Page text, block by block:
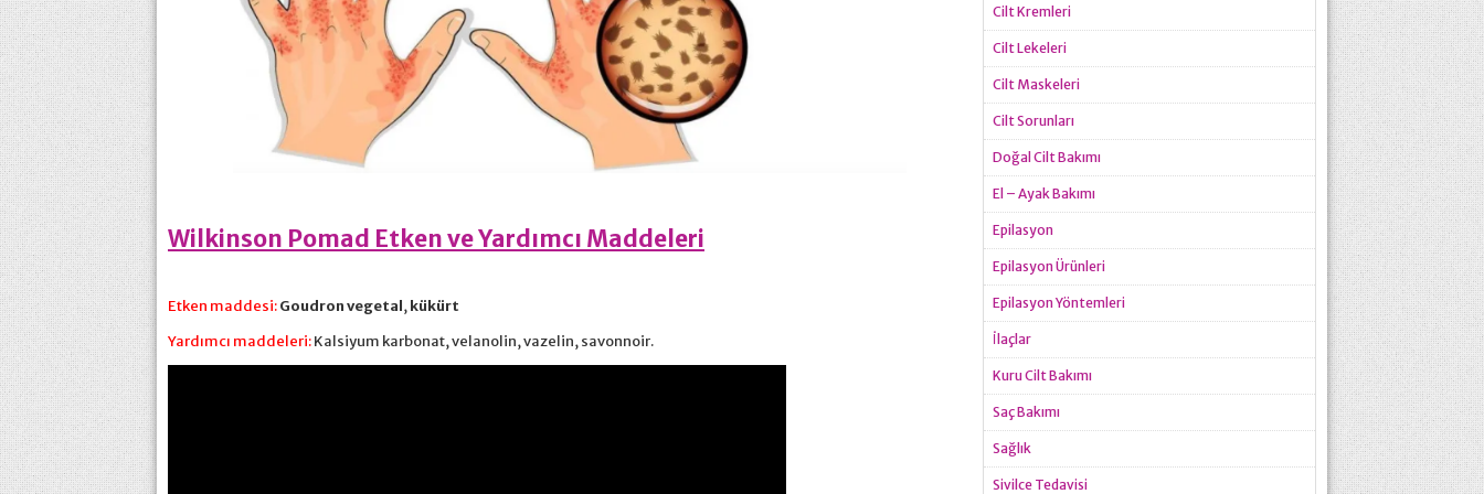
Wilkinson Pomad Etken ve Yardımcı Maddeleri
Etken maddesi:Goudron vegetal,kükürt
Yardımcı maddeleri:Kalsiyum karbonat, velanolin, vazelin, savonnoir.
Cilt Kremleri
Cilt Lekeleri
Cilt Maskeleri
Cilt Sorunları
Doğal Cilt Bakımı
El – Ayak Bakımı
Epilasyon
Epilasyon Ürünleri
Epilasyon Yöntemleri
İlaçlar
Kuru Cilt Bakımı
Saç Bakımı
Sağlık
Sivilce Tedavisi